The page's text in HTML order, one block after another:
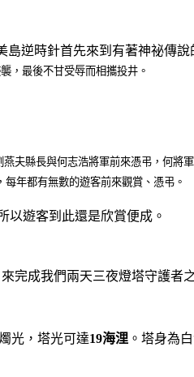
逆時針首先來到有著神祕傳說
，最後不甘受辱而相攜投井。
燕夫縣長與何志浩將軍前來憑弔，何將
年都有無數的遊客前來觀賞、憑弔。
以遊客到此還是欣賞便成。
完成我們兩天三夜燈塔守護者
光，塔光可達19海浬 。塔身為